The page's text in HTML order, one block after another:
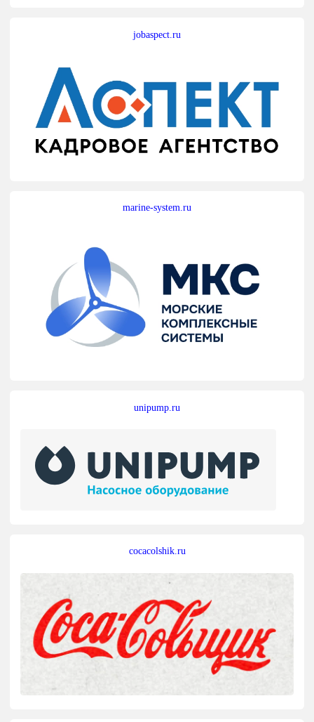
jobaspect.ru
marine-system.ru
unipump.ru
cocacolshik.ru